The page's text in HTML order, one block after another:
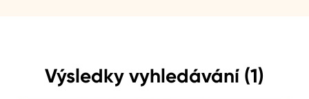
Výsledky vyhledávání (1)